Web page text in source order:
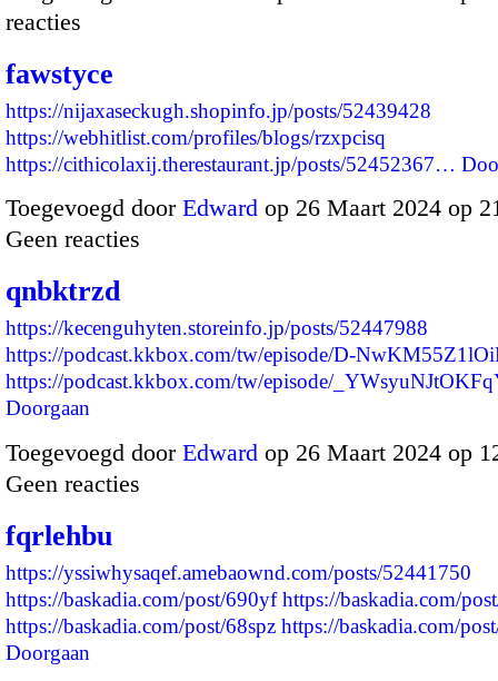
reacties
fawstyce
https://nijaxaseckugh.shopinfo.jp/posts/52439428
https://webhitlist.com/profiles/blogs/rzxpcisq
https://cithicolaxij.therestaurant.jp/posts/52452367…
Toegevoegd door Edward op 26 Maart 2024 op
Geen reacties
qnbktrzd
https://kecenguhyten.storeinfo.jp/posts/52447988
https://podcast.kkbox.com/tw/episode/D-
https://podcast.kkbox.com/tw/episode/
Doorgaan
Toegevoegd door Edward op 26 Maart 2024 op
Geen reacties
fqrlehbu
https://yssiwhysaqef.amebaownd.com/posts/52441750
https://baskadia.com/post/690yf https://baskadia.com/
https://baskadia.com/post/68spz https://baskadia.com/
Doorgaan